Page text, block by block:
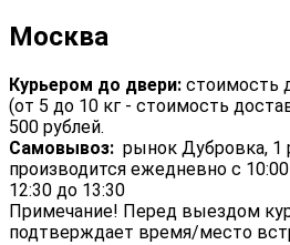
Москва
Курьером до двери: стоимость
(от 5 до 10 кг - стоимость
500 рублей.
Самовывоз: рынок Дубровка, 1
производится ежедневно с
12:30 до 13:30
Примечание! Перед выездом
подтверждает время/место